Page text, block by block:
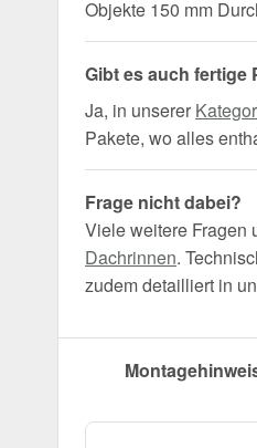
Objekte 150 mm
Gibt es auch fertige
Ja, in unserer
Pakete, wo alles
Frage nicht dabei?
Viele weitere Fragen
Dachrinnen.
zudem detailliert in